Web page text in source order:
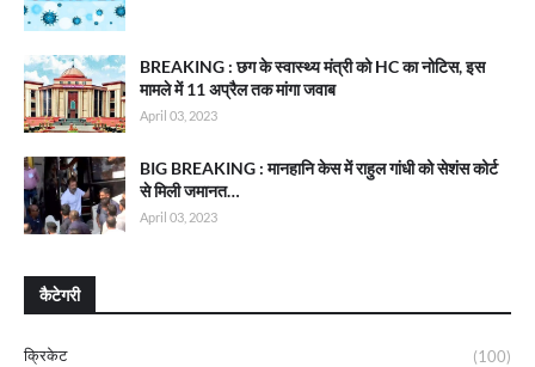
BREAKING : छग के स्वास्थ्य मंत्री को HC का नोटिस, इस
मामले में 11 अप्रैल तक मांगा जवाब
April 03, 2023
BIG BREAKING : मानहानि केस में राहुल गांधी को सेशंस कोर्ट
से मिली जमानत…
April 03, 2023
कैटेगरी
क्रिकेट
(100)